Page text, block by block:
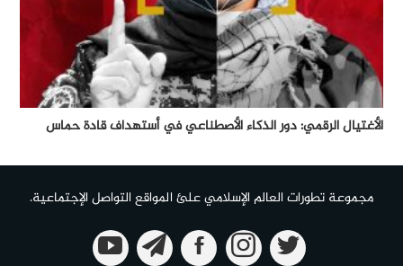
الأغتيال الرقمي: دور الذكاء الأصطناعي في أستهداف قادة حماس
مجموعة تطورات العالم الإسلامي علئ المواقع التواصل الإجتماعية.